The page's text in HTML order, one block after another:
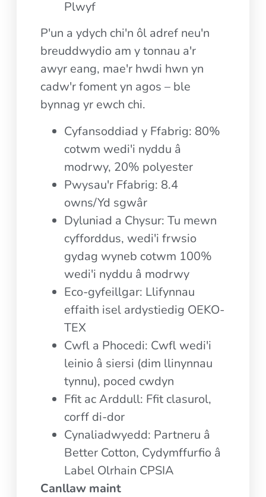
Plwyf
P'un a ydych chi'n ôl adref neu'n
breuddwydio am y tonnau a'r
awyr eang, mae'r hwdi hwn yn
cadw'r foment yn agos – ble
bynnag yr ewch chi.
Cyfansoddiad y Ffabrig: 80%
cotwm wedi'i nyddu â
modrwy, 20% polyester
Pwysau'r Ffabrig: 8.4
owns/Yd sgwâr
Dyluniad a Chysur: Tu mewn
cyfforddus, wedi'i frwsio
gydag wyneb cotwm 100%
wedi'i nyddu â modrwy
Eco-gyfeillgar: Llifynnau
effaith isel ardystiedig OEKO-
TEX
Cwfl a Phocedi: Cwfl wedi'i
leinio â siersi (dim llinynnau
tynnu), poced cwdyn
Ffit ac Arddull: Ffit clasurol,
corff di-dor
Cynaliadwyedd: Partneru â
Better Cotton, Cydymffurfio â
Label Olrhain CPSIA
Canllaw maint